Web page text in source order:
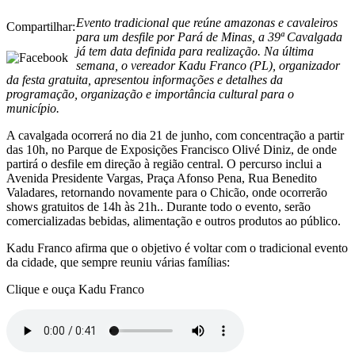
Compartilhar:Evento tradicional que reúne amazonas e cavaleiros
para um desfile por Pará de Minas, a 39ª Cavalgada
já tem data definida para realização. Na última
semana, o vereador Kadu Franco (PL), organizador
da festa gratuita, apresentou informações e detalhes da
programação, organização e importância cultural para o
município.
A cavalgada ocorrerá no dia 21 de junho, com concentração a partir
das 10h, no Parque de Exposições Francisco Olivé Diniz, de onde
partirá o desfile em direção à região central. O percurso inclui a
Avenida Presidente Vargas, Praça Afonso Pena, Rua Benedito
Valadares, retornando novamente para o Chicão, onde ocorrerão
shows gratuitos de 14h às 21h.. Durante todo o evento, serão
comercializadas bebidas, alimentação e outros produtos ao público.
Kadu Franco afirma que o objetivo é voltar com o tradicional evento
da cidade, que sempre reuniu várias famílias:
Clique e ouça Kadu Franco